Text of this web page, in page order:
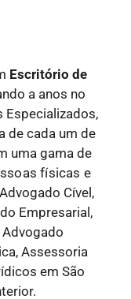
Escritório de
a anos no
Especializados,
de cada um de
uma gama de
físicas e
Cível,
Empresarial,
Assessoria
em São